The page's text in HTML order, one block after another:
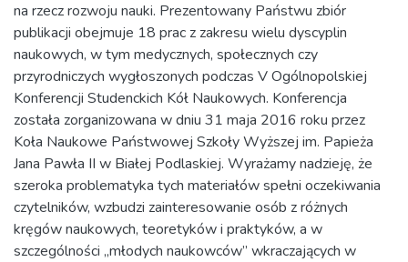
na rzecz rozwoju nauki. Prezentowany Państwu zbiór
publikacji obejmuje 18 prac z zakresu wielu dyscyplin
naukowych, w tym medycznych, społecznych czy
przyrodniczych wygłoszonych podczas V Ogólnopolskiej
Konferencji Studenckich Kół Naukowych. Konferencja
została zorganizowana w dniu 31 maja 2016 roku przez
Koła Naukowe Państwowej Szkoły Wyższej im. Papieża
Jana Pawła II w Białej Podlaskiej. Wyrażamy nadzieję, że
szeroka problematyka tych materiałów spełni oczekiwania
czytelników, wzbudzi zainteresowanie osób z różnych
kręgów naukowych, teoretyków i praktyków, a w
szczególności „młodych naukowców” wkraczających w